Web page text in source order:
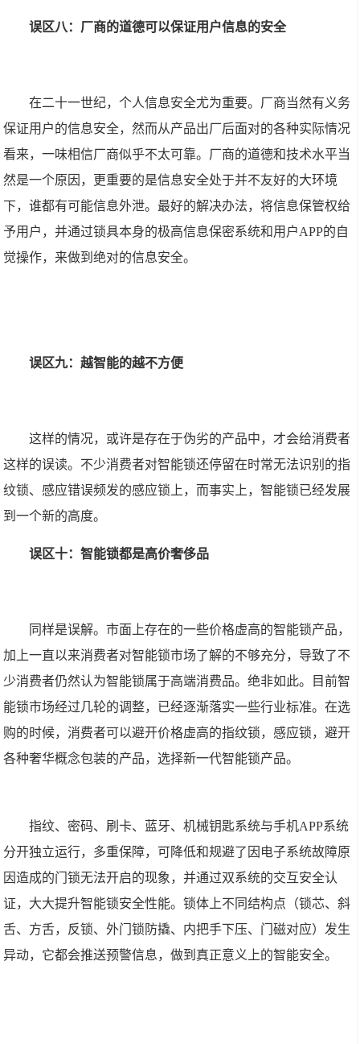
误区八：厂商的道德可以保证用户信息的安全
在二十一世纪，个人信息安全尤为重要。厂商当然有义务
保证用户的信息安全，然而从产品出厂后面对的各种实际情况
看来，一味相信厂商似乎不太可靠。厂商的道德和技术水平当
然是一个原因，更重要的是信息安全处于并不友好的大环境
下，谁都有可能信息外泄。最好的解决办法，将信息保管权给
予用户，并通过锁具本身的极高信息保密系统和用户APP的自
觉操作，来做到绝对的信息安全。
误区九：越智能的越不方便
这样的情况，或许是存在于伪劣的产品中，才会给消费者
这样的误读。不少消费者对智能锁还停留在时常无法识别的指
纹锁、感应错误频发的感应锁上，而事实上，智能锁已经发展
到一个新的高度。
误区十：智能锁都是高价奢侈品
同样是误解。市面上存在的一些价格虚高的智能锁产品，
加上一直以来消费者对智能锁市场了解的不够充分，导致了不
少消费者仍然认为智能锁属于高端消费品。绝非如此。目前智
能锁市场经过几轮的调整，已经逐渐落实一些行业标准。在选
购的时候，消费者可以避开价格虚高的指纹锁，感应锁，避开
各种奢华概念包装的产品，选择新一代智能锁产品。
指纹、密码、刷卡、蓝牙、机械钥匙系统与手机APP系统
分开独立运行，多重保障，可降低和规避了因电子系统故障原
因造成的门锁无法开启的现象，并通过双系统的交互安全认
证，大大提升智能锁安全性能。锁体上不同结构点（锁芯、斜
舌、方舌，反锁、外门锁防撬、内把手下压、门磁对应）发生
异动，它都会推送预警信息，做到真正意义上的智能安全。